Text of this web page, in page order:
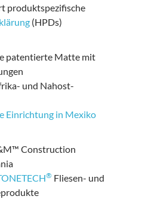
produktspezifische
(HPDs)
patentierte Matte mit
und Nahost-
Einrichtung in Mexiko
Construction
® Fliesen- und